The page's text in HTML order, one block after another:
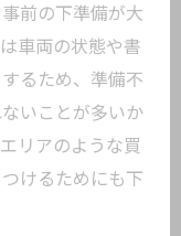
前の下準備が大
車両の状態や書
るため、準備不
いことが多いか
リアのような買
けるためにも下